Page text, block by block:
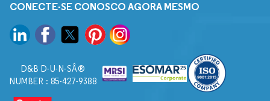
CONECTE-SE CONOSCO AGORA MESMO
D&B D-U-N-SÂ®
NUMBER : 85-427-9388